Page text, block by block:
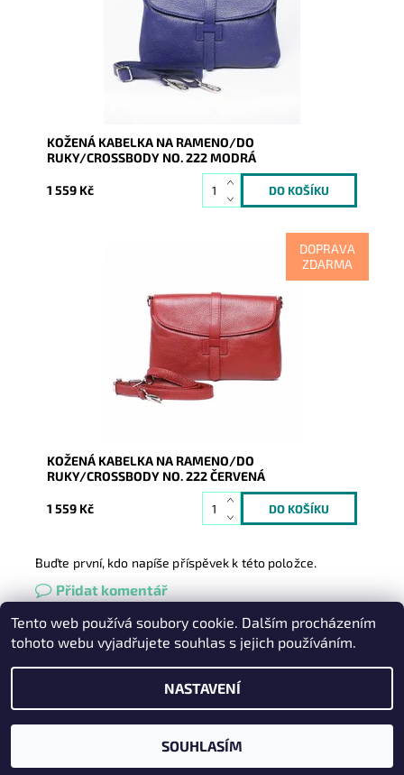
Skladem
8786
Vera Pelle
2 roky
KOŽENÁ KABELKA NA RAMENO/DO
RUKY/CROSSBODY NO. 222 MODRÁ
1 559 Kč
DOPRAVA
ZDARMA
Červenou koženou kabelku lze nosit v ruce jako
psaníčko, díky dlouhému popruhu i na rameni,
Skladem
9965
Vera Pelle
2 roky
KOŽENÁ KABELKA NA RAMENO/DO
RUKY/CROSSBODY NO. 222 ČERVENÁ
1 559 Kč
Buďte první, kdo napíše příspěvek k této položce.
Přidat komentář
Heureka.cz | Zboží.cz Oázakabelek
2026 © Kabelky pro Vás, všechna práva vyhrazena
Vytvořil Shoptet
Tento web používá soubory cookie. Dalším procházením
tohoto webu vyjadřujete souhlas s jejich používáním.
NASTAVENÍ
SOUHLASÍM